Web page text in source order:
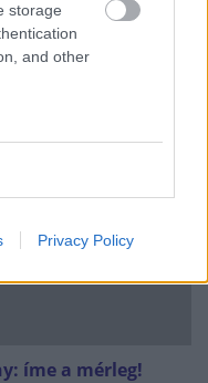
storage
and other
Privacy Policy
íme a mérleg!